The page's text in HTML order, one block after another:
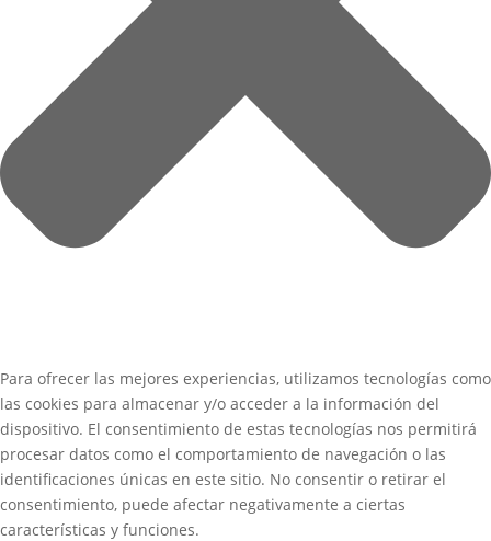
Para ofrecer las mejores experiencias, utilizamos tecnologías como
las cookies para almacenar y/o acceder a la información del
dispositivo. El consentimiento de estas tecnologías nos permitirá
procesar datos como el comportamiento de navegación o las
identificaciones únicas en este sitio. No consentir o retirar el
consentimiento, puede afectar negativamente a ciertas
características y funciones.